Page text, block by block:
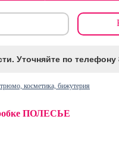
Уточняйте по телефону
косметика, бижутерия
ПОЛЕСЬЕ